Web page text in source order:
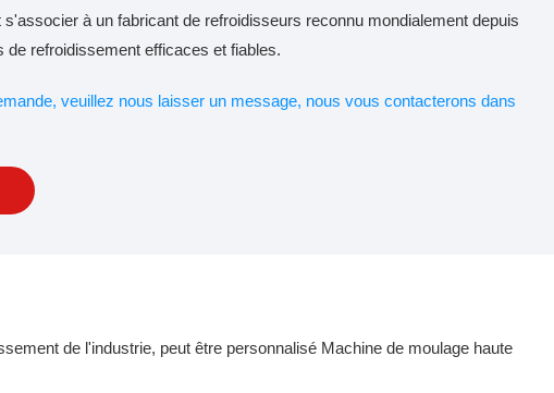
à un fabricant de refroidisseurs reconnu mondialement depuis
de refroidissement efficaces et fiables.
veuillez nous laisser un message, nous vous contacterons dans
de l'industrie, peut être personnalisé Machine de moulage haute